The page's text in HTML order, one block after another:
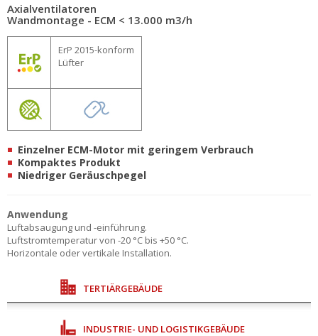
Axialventilatoren
Wandmontage - ECM < 13.000 m3/h
ErP 2015-konform
Lüfter
Einzelner ECM-Motor mit geringem Verbrauch
Kompaktes Produkt
Niedriger Geräuschpegel
Anwendung
Luftabsaugung und -einführung.
Luftstromtemperatur von -20 °C bis +50 °C.
Horizontale oder vertikale Installation.
TERTIÄRGEBÄUDE
INDUSTRIE- UND LOGISTIKGEBÄUDE